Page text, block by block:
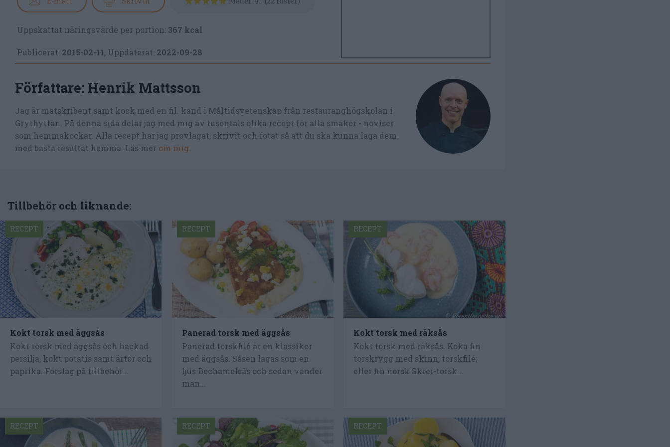
Uppskattat näringsvärde per portion: 367 kcal
Publicerat: 2015-02-11, Uppdaterat: 2022-09-28
Författare: Henrik Mattsson
Jag är matskribent samt kock med en fil. kand i Måltidsvetenskap från restauranghögskolan i
Grythyttan. På denna sida delar jag med mig av tusentals olika recept för alla smaker - noviser
som hemmakockar. Alla recept har jag provlagat, skrivit och fotat så att du ska kunna laga dem
med bästa resultat hemma. Läs mer om mig
Tillbehör och liknande:
Kokt torsk med äggsås
Kokt torsk med äggsås och hackad
persilja, kokt potatis samt ärtor och
paprika. Förslag på tillbehör...
RECEPT
Panerad torsk med äggsås
Panerad torskfilé är en klassiker
med äggsås. Såsen lagas som en
ljus Bechamelsås och sedan vänder
man...
RECEPT
Kokt torsk med räksås
Kokt torsk med räksås. Koka fin
torskrygg med skinn; torskfilé;
eller fin norsk Skrei-torsk...
RECEPT
RECEPT RECEPT RECEPT